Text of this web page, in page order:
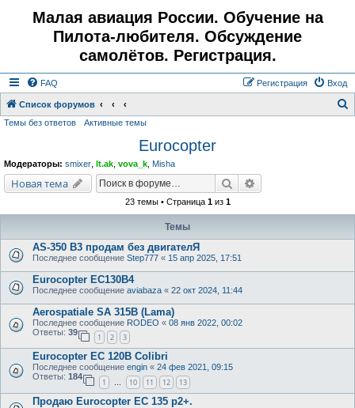
Малая авиация России. Обучение на
Пилота-любителя. Обсуждение
самолётов. Регистрация.
FAQ Вход
Регистрация
Список форумов
Темы без ответов Активные темы
Eurocopter
Модераторы: smixer lt.ak vova_k Misha
Новая тема Поиск
23 темы • Страница 1из 1
Темы
AS-350 B3 продам без двигателЯ
Последнее сообщение Step777 « 15 апр 2025, 17:51
Eurocopter EC130B4
Последнее сообщение aviabaza « 22 окт 2024, 11:44
Aerospatiale SA 315B (Lama)
Последнее сообщение RODEO « 08 янв 2022, 00:02
Ответы: 39
1 2 3
Eurocopter EC 120B Colibri
Последнее сообщение engin « 24 фев 2021, 09:15
Ответы: 184
1 … 10 11 12 13
Продаю Eurocopter EC 135 p2+.